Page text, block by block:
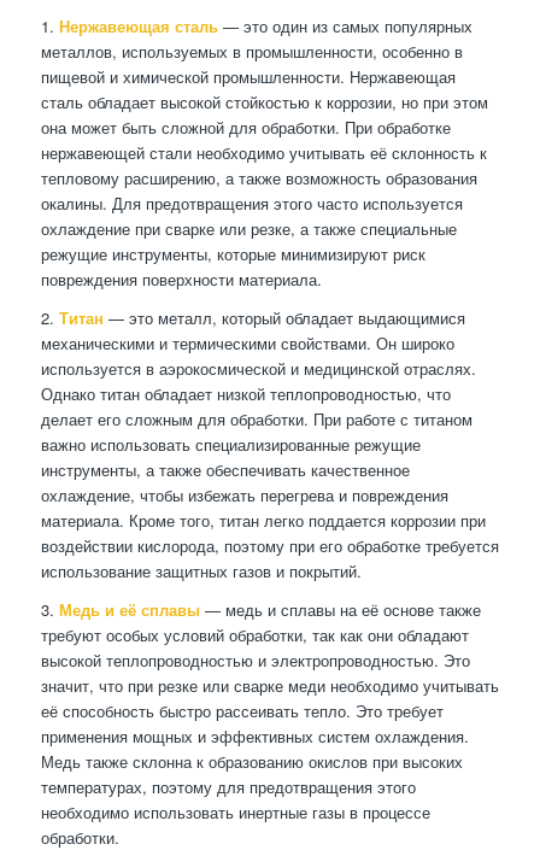
1. Нержавеющая сталь— это один из самых популярных
металлов, используемых в промышленности, особенно в
пищевой и химической промышленности. Нержавеющая
сталь обладает высокой стойкостью к коррозии, но при этом
она может быть сложной для обработки. При обработке
нержавеющей стали необходимо учитывать её склонность к
тепловому расширению, а также возможность образования
окалины. Для предотвращения этого часто используется
охлаждение при сварке или резке, а также специальные
режущие инструменты, которые минимизируют риск
повреждения поверхности материала.
2. Титан — это металл, который обладает выдающимися
механическими и термическими свойствами. Он широко
используется в аэрокосмической и медицинской отраслях.
Однако титан обладает низкой теплопроводностью, что
делает его сложным для обработки. При работе с титаном
важно использовать специализированные режущие
инструменты, а также обеспечивать качественное
охлаждение, чтобы избежать перегрева и повреждения
материала. Кроме того, титан легко поддается коррозии при
воздействии кислорода, поэтому при его обработке требуется
использование защитных газов и покрытий.
3. Медь и её сплавы— медь и сплавы на её основе также
требуют особых условий обработки, так как они обладают
высокой теплопроводностью и электропроводностью. Это
значит, что при резке или сварке меди необходимо учитывать
её способность быстро рассеивать тепло. Это требует
применения мощных и эффективных систем охлаждения.
Медь также склонна к образованию окислов при высоких
температурах, поэтому для предотвращения этого
необходимо использовать инертные газы в процессе
обработки.